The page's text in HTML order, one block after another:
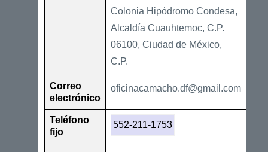
Colonia Hipódromo Condesa,
Alcaldía Cuauhtemoc, C.P.
06100, Ciudad de México,
C.P.
Correo
electrónico
oficinacamacho.df@gmail.com
Teléfono
fijo
552-211-1753